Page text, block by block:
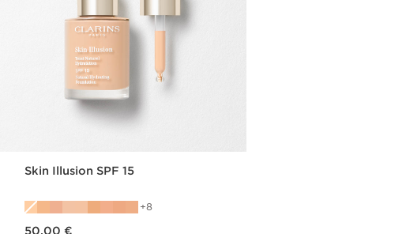
Skin Illusion SPF 15
8
50,00 €